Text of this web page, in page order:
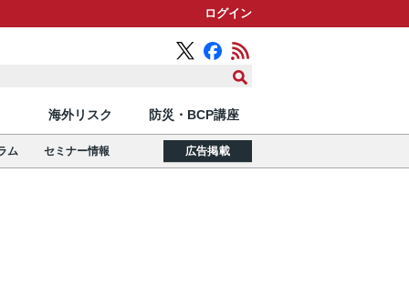
ログイン
海外リスク 防災・BCP講座
ム セミナー情報 広告掲載